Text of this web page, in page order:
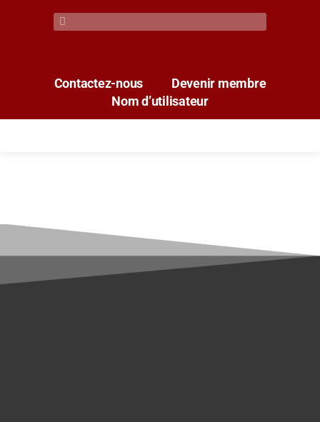
Contactez-nous
Devenir membre
Nom d’utilisateur